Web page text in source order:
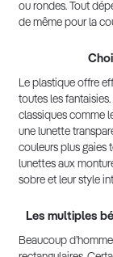
ou rondes. Tout
de même pour la
Le plastique offre
toutes les
classiques comme
une lunette
couleurs plus gaies
lunettes aux
sobre et leur style
Les multiples
Beaucoup